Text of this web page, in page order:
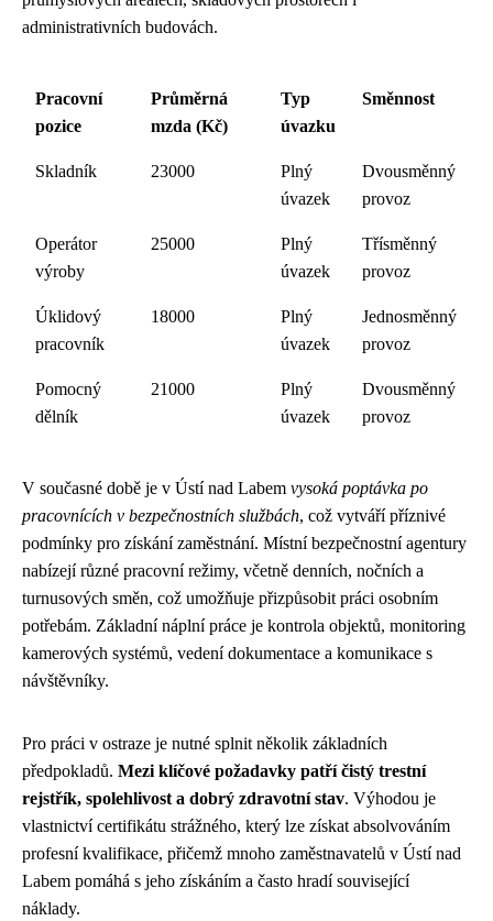
administrativních budovách.
Pracovní
pozice
Průměrná
mzda (Kč)
Typ
úvazku
Směnnost
Skladník 23000
Plný
úvazek
Dvousměnný
provoz
Operátor
výroby
25000
Plný
úvazek
Třísměnný
provoz
Úklidový
pracovník
18000
Plný
úvazek
Jednosměnný
provoz
Pomocný
dělník
21000
Plný
úvazek
Dvousměnný
provoz
V současné době je v Ústí nad Labem vysoká poptávka po
pracovnících v bezpečnostních službách, což vytváří příznivé
podmínky pro získání zaměstnání. Místní bezpečnostní agentury
nabízejí různé pracovní režimy, včetně denních, nočních a
turnusových směn, což umožňuje přizpůsobit práci osobním
potřebám. Základní náplní práce je kontrola objektů, monitoring
kamerových systémů, vedení dokumentace a komunikace s
návštěvníky.
Pro práci v ostraze je nutné splnit několik základních
předpokladů. Mezi klíčové požadavky patří čistý trestní
rejstřík, spolehlivost a dobrý zdravotní stav. Výhodou je
vlastnictví certifikátu strážného, který lze získat absolvováním
profesní kvalifikace, přičemž mnoho zaměstnavatelů v Ústí nad
Labem pomáhá s jeho získáním a často hradí související
náklady.